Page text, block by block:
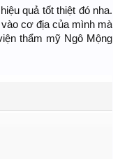
quả tốt thiệt đó nha.
cơ địa của mình mà
thẩm mỹ Ngô Mộng